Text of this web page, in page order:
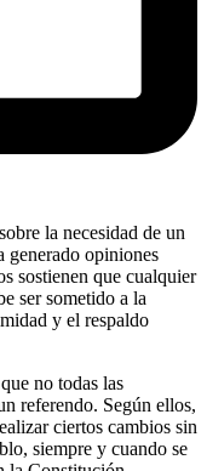
la necesidad de un
generado opiniones
sostienen que cualquier
ser sometido a la
y el respaldo
no todas las
referendo. Según ellos,
ciertos cambios sin
siempre y cuando se